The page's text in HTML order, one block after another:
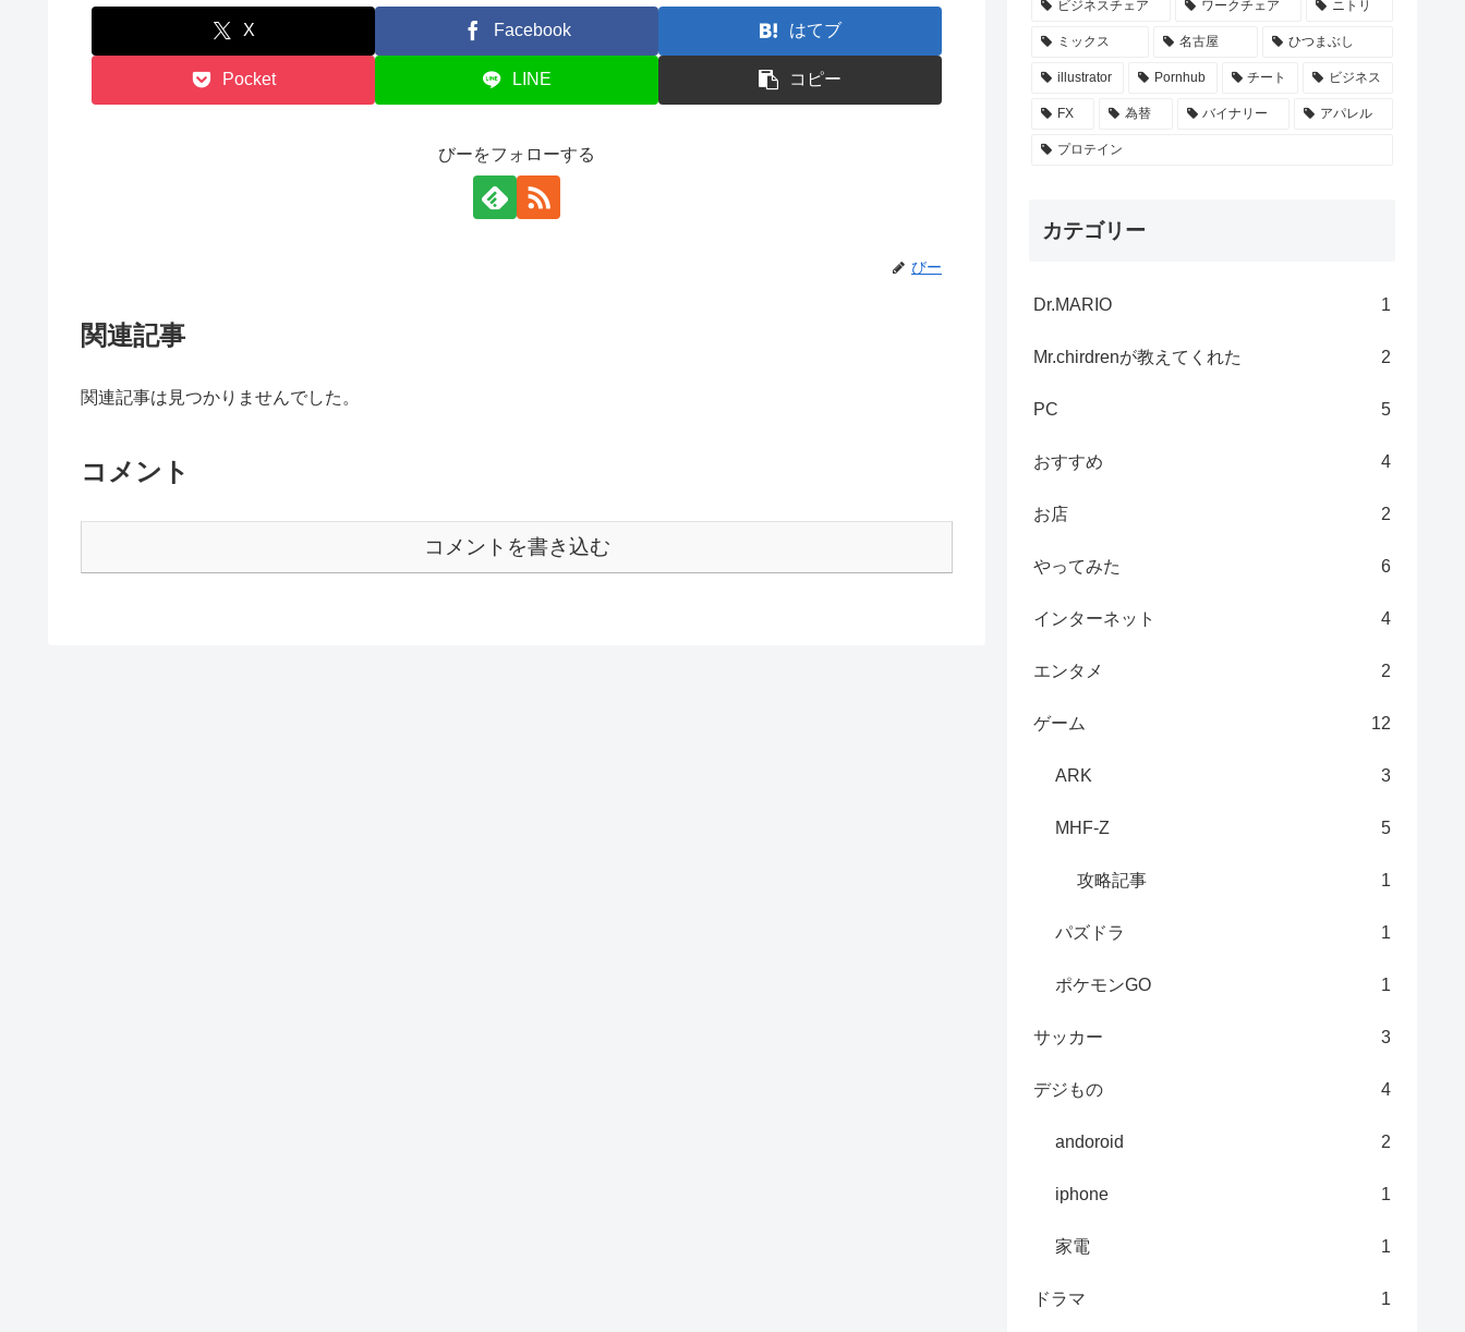
X Facebook はてブ
Pocket LINE コピー
びーをフォローする
びー
関連記事
関連記事は見つかりませんでした。
コメント
コメントを書き込む
ビジネスチェア ワークチェア ニトリ
ミックス 名古屋 ひつまぶし
illustrator Pornhub チート ビジネス
FX 為替 バイナリー アパレル
プロテイン
カテゴリー
Dr.MARIO 1
Mr.chirdrenが教えてくれた 2
PC 5
おすすめ 4
お店 2
やってみた 6
インターネット 4
エンタメ 2
ゲーム 12
ARK 3
MHF-Z 5
攻略記事 1
パズドラ 1
ポケモンGO 1
サッカー 3
デジもの 4
andoroid 2
iphone 1
家電 1
ドラマ 1